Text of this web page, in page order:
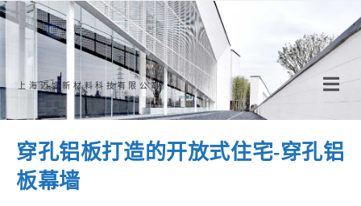
Skip
上海迈饰新材料科技有限公司
穿孔铝板打造的开放式住宅-穿孔铝
板幕墙